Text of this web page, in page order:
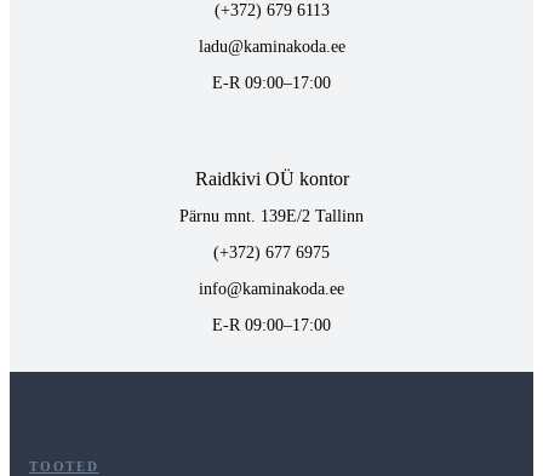
(+372) 679 6113
ladu@kaminakoda.ee
E-R 09:00–17:00
Raidkivi OÜ kontor
Pärnu mnt. 139E/2 Tallinn
(+372) 677 6975
info@kaminakoda.ee
E-R 09:00–17:00
TOOTED